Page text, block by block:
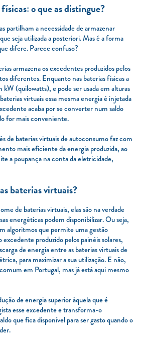
o que as distingue?
partilham a necessidade de armazenar
seja utilizada a posteriori. Mas é a forma
difere. Parece confuso?
armazena os excedentes produzidos pelos
diferentes. Enquanto nas baterias físicas a
kW (quilowatts), e pode ser usada em alturas
virtuais essa mesma energia é injetada
acaba por se converter num saldo
for mais conveniente.
de baterias virtuais de autoconsumo faz com
mais eficiente da energia produzida, ao
a poupança na conta da eletricidade,
baterias virtuais?
de baterias virtuais, elas são na verdade
energéticas podem disponibilizar. Ou seja,
algoritmos que permite uma gestão
produzido pelos painéis solares,
de energia entre as baterias virtuais de
para maximizar a sua utilização. E não,
em Portugal, mas já está aqui mesmo
de energia superior àquela que é
esse excedente e transforma-o
que fica disponível para ser gasto quando o